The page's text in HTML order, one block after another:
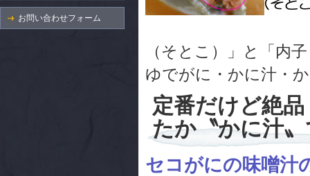
お問い合わせフォーム
（そとこ）」と「内
ゆでがに・かに汁・
定番だけど絶
たか〝かに汁
セコがにの味噌汁